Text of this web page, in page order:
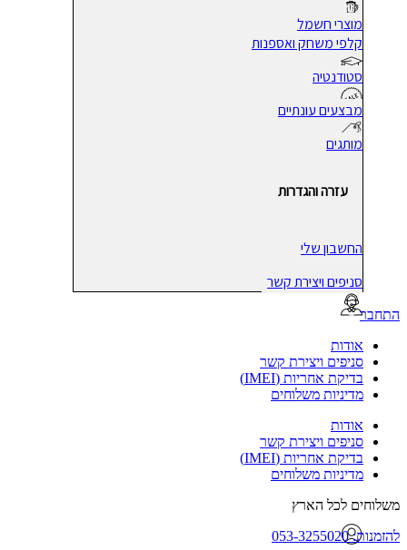
מוצרי חשמל
קלפי משחק ואספנות
סטודנטיה
מבצעים עונתיים
מותגים
עזרה והגדרות
החשבון שלי
סניפים ויצירת קשר
אודות
סניפים ויצירת קשר
בדיקת אחריות (IMEI)
מדיניות משלוחים
אודות
סניפים ויצירת קשר
בדיקת אחריות (IMEI)
מדיניות משלוחים
לכל הארץ
053-3255020